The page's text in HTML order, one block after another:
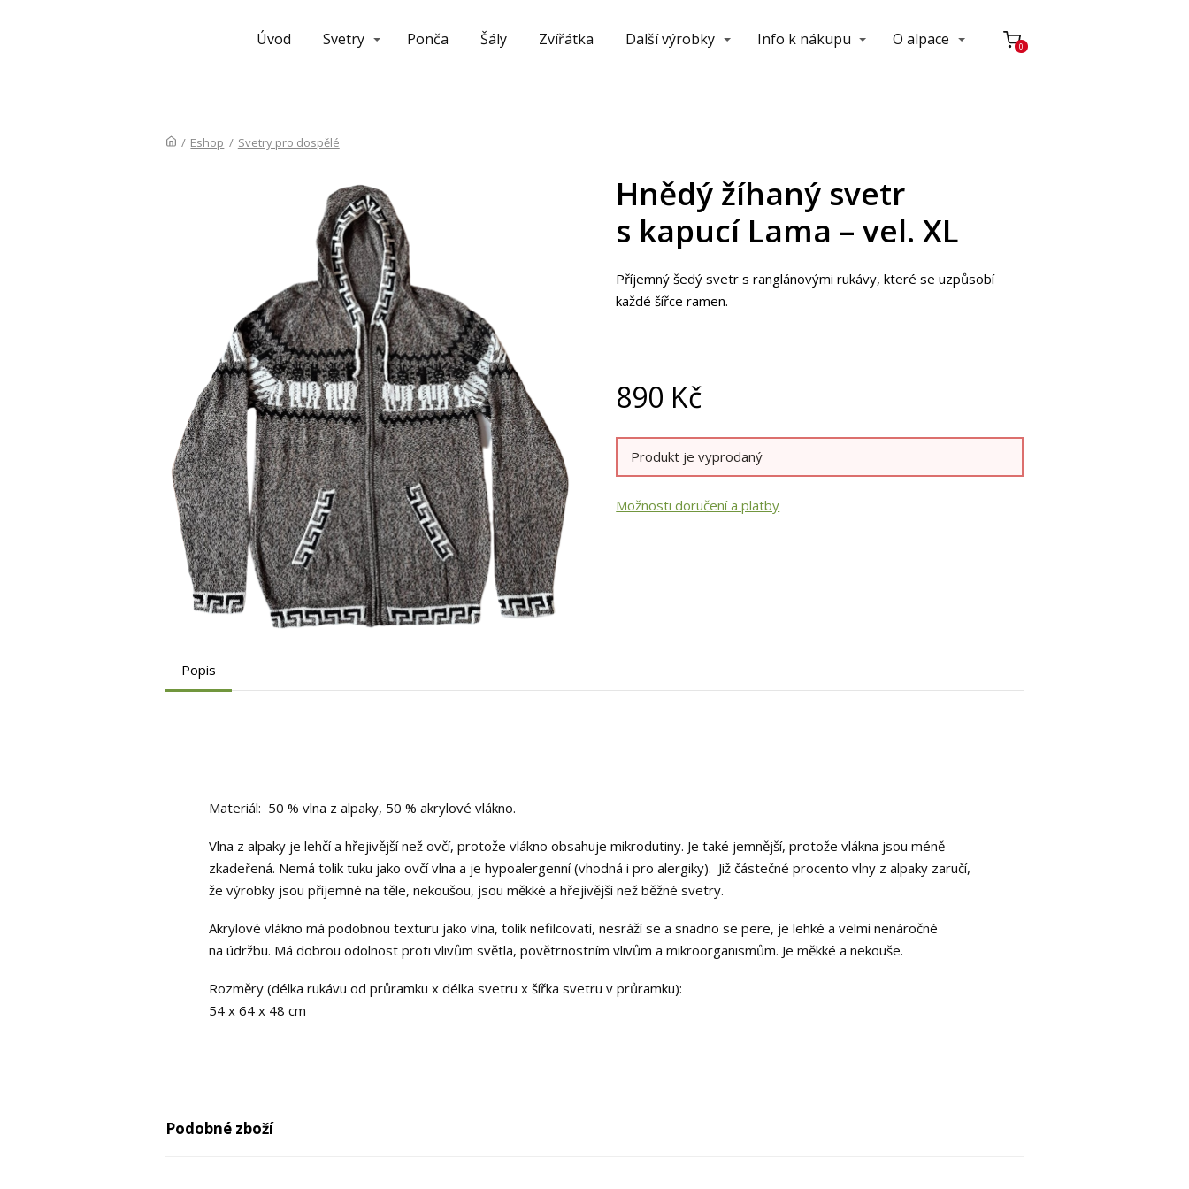
Úvod Svetry Ponča Šály Zvířátka Další výrobky Info k nákupu O alpace 0
/ Eshop / Svetry pro dospělé
Hnědý žíhaný svetr
s kapucí Lama – vel. XL
Příjemný šedý svetr s ranglánovými rukávy, které se uzpůsobí
každé šířce ramen.
890 Kč
Produkt je vyprodaný
Možnosti doručení a platby
Popis
Materiál: 50 % vlna z alpaky, 50 % akrylové vlákno.
Vlna z alpaky je lehčí a hřejivější než ovčí, protože vlákno obsahuje mikrodutiny. Je také jemnější, protože vlákna jsou méně
zkadeřená. Nemá tolik tuku jako ovčí vlna a je hypoalergenní (vhodná i pro alergiky). Již částečné procento vlny z alpaky zaručí,
že výrobky jsou příjemné na těle, nekoušou, jsou měkké a hřejivější než běžné svetry.
Akrylové vlákno má podobnou texturu jako vlna, tolik nefilcovatí, nesráží se a snadno se pere, je lehké a velmi nenáročné
na údržbu. Má dobrou odolnost proti vlivům světla, povětrnostním vlivům a mikroorganismům. Je měkké a nekouše.
Rozměry (délka rukávu od průramku x délka svetru x šířka svetru v průramku):
54 x 64 x 48 cm
Podobné zboží